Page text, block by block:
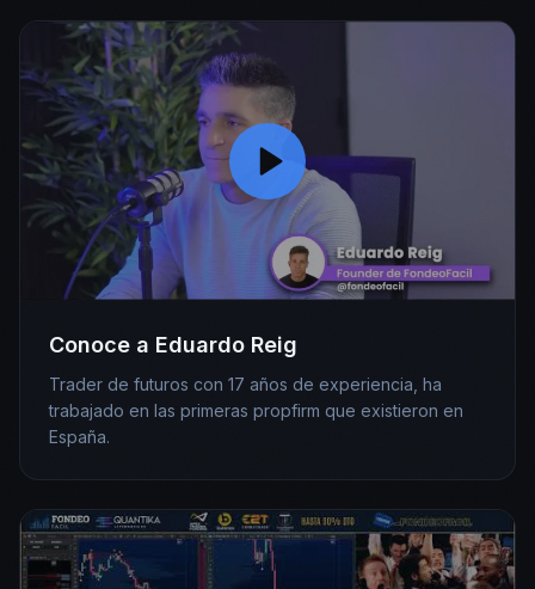
Conoce a Eduardo Reig
Trader de futuros con 17 años de experiencia, ha
trabajado en las primeras propfirm que existieron en
España.